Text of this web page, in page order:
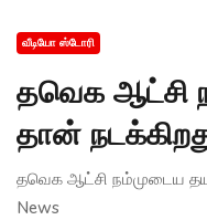
வீடியோ ஸ்டோரி
தவெக ஆட்சி
தான்
தவெக ஆட்சி நம்முடைய
News